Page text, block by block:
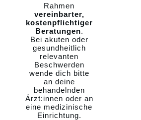
Rahmen
vereinbarter,
kostenpflichtiger
Beratungen.
Bei akuten oder
gesundheitlich
relevanten
Beschwerden
wende dich bitte
an deine
behandelnden
Ärzt:innen oder an
eine medizinische
Einrichtung.